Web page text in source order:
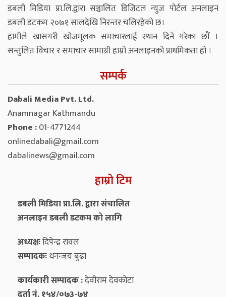
डबली मिडिया प्रा.लि.द्वारा सञ्चालित डिजिटल न्युज पोर्टल अनलाइन
डबली डटकम २०७१ सालदेखि निरन्तर चलिरहेको छ।
हामीले खासगरी खोजमूलक समाचारलाई स्थान दिने गरेका छौं ।
सन्तुलित विचार र समाचार सामाग्री हाम्रो अनलाइनको प्राथमिकता हो ।
सम्पर्क
Dabali Media Pvt. Ltd.
Anamnagar Kathmandu
Phone :01-4771244
onlinedabali@gmail.com
dabalinews@gmail.com
हाम्रो टिम
डबली मिडिया प्रा.लि. द्वारा संचालित
अनलाइन डबली डटकम को लागि
अध्यक्षःदिपेन्द्र रावल
सम्पादकःधनन्‍जय बुढा
कार्यकारी सम्पादक :देवीराम देवकोटा